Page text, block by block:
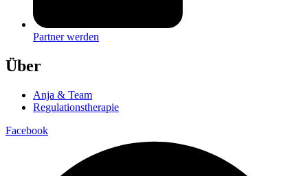
Partner werden
Über
Anja & Team
Regulationstherapie
Facebook